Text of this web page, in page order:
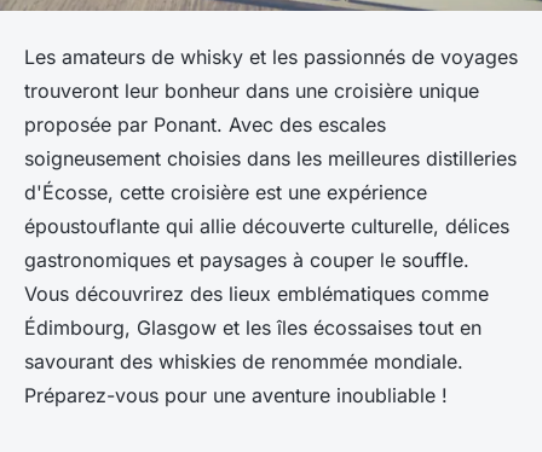
Les amateurs de whisky et les passionnés de voyages
trouveront leur bonheur dans une croisière unique
proposée par Ponant. Avec des escales
soigneusement choisies dans les meilleures distilleries
d'Écosse, cette croisière est une expérience
époustouflante qui allie découverte culturelle, délices
gastronomiques et paysages à couper le souffle.
Vous découvrirez des lieux emblématiques comme
Édimbourg, Glasgow et les îles écossaises tout en
savourant des whiskies de renommée mondiale.
Préparez-vous pour une aventure inoubliable !